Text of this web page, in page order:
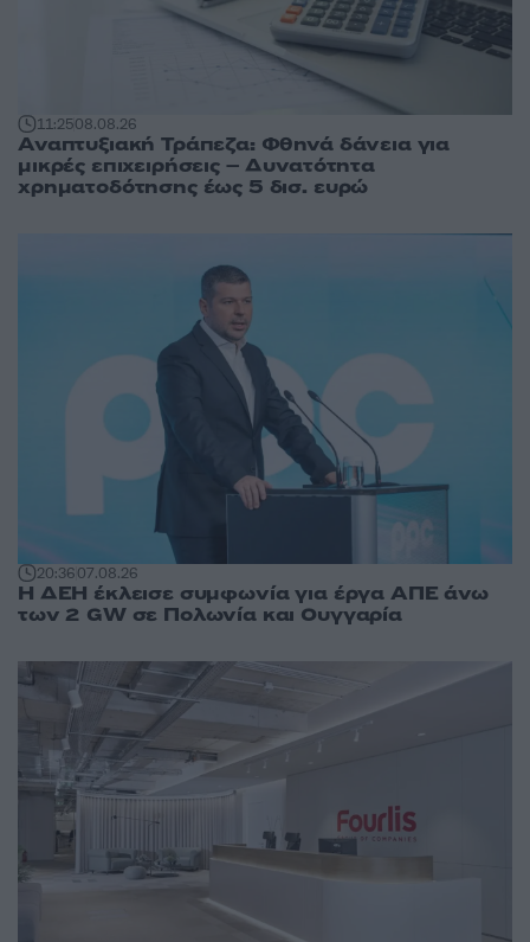
11:2508.08.26
Αναπτυξιακή Τράπεζα: Φθηνά δάνεια για
μικρές επιχειρήσεις – Δυνατότητα
χρηματοδότησης έως 5 δισ. ευρώ
20:3607.08.26
Η ΔΕΗ έκλεισε συμφωνία για έργα ΑΠΕ άνω
των 2 GW σε Πολωνία και Ουγγαρία